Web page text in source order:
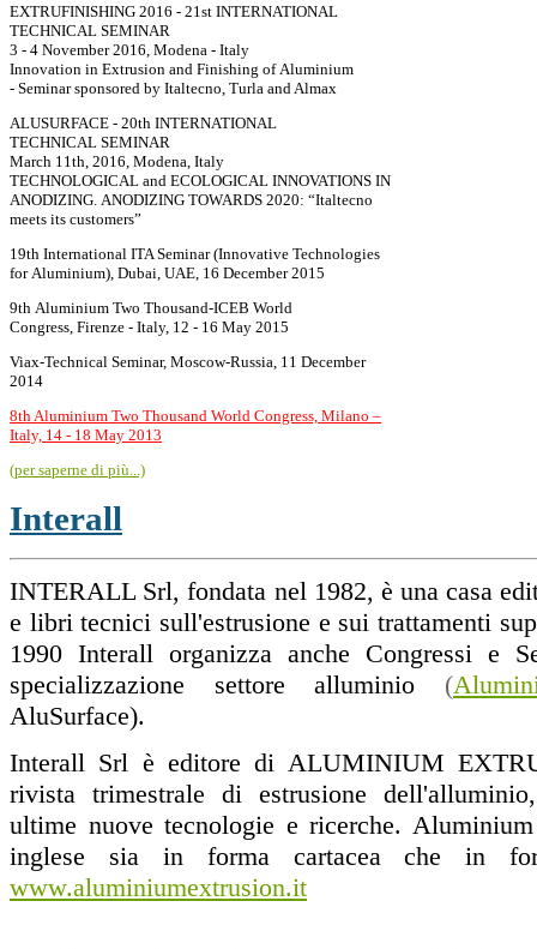
EXTRUFINISHING 2016 - 21st INTERNATIONAL
TECHNICAL SEMINAR
3 - 4 November 2016, Modena - Italy
Innovation in Extrusion and Finishing of Aluminium
- Seminar sponsored by Italtecno, Turla and Almax
ALUSURFACE - 20th INTERNATIONAL
TECHNICAL SEMINAR
March 11th, 2016, Modena, Italy
TECHNOLOGICAL and ECOLOGICAL INNOVATIONS IN
ANODIZING. ANODIZING TOWARDS 2020: “Italtecno
meets its customers”
19th International ITA Seminar (Innovative Technologies
for Aluminium), Dubai, UAE, 16 December 2015
9th Aluminium Two Thousand-ICEB World
Congress, Firenze - Italy, 12 - 16 May 2015
Viax-Technical Seminar, Moscow-Russia, 11 December
2014
8th Aluminium Two Thousand World Congress, Milano –
Italy, 14 - 18 May 2013
(per saperne di più...)
Interall
INTERALL Srl, fondata nel 1982, è una casa
e libri tecnici sull'estrusione e sui trattamenti
1990 Interall organizza anche Congressi e
specializzazione settore alluminio (
AluSurface).
Interall Srl è editore di ALUMINIUM
rivista trimestrale di estrusione
ultime nuove tecnologie e ricerche.
inglese sia in forma cartacea che in
www.aluminiumextrusion.it